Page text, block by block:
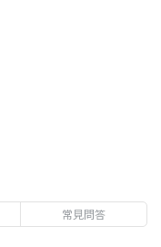
常見問答